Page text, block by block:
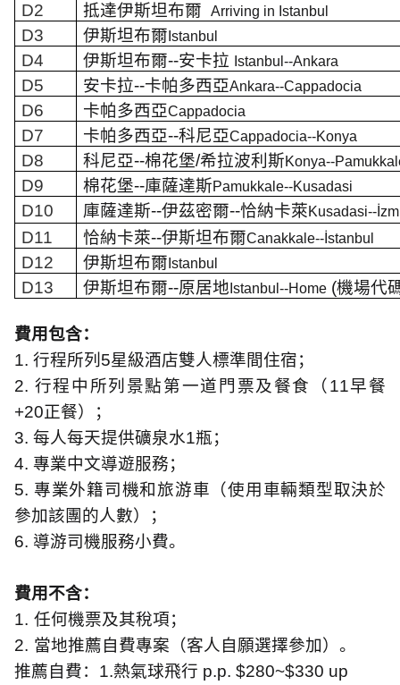
D2
抵達伊斯坦布爾 Arriving in Istanbul
D3 伊斯坦布爾 Istanbul
D4 伊斯坦布爾--安卡拉 Istanbul--Ankara
D5 安卡拉--卡帕多西亞Ankara--Cappadocia
D6 卡帕多西亞Cappadocia
D7 卡帕多西亞--科尼亞Cappadocia--Konya
D8 科尼亞--棉花堡/希拉波利斯Konya--
D9 棉花堡--庫薩達斯Pamukkale--Kusadasi
D10 庫薩達斯--伊茲密爾--恰納卡萊Kusadasi--
D11 恰納卡萊--伊斯坦布爾Canakkale--İstanbul
D12 伊斯坦布爾 Istanbul
D13 伊斯坦布爾--原居地 Istanbul--Home(機場代
費用包含：
1. 行程所列 5星級酒店雙人標準間住宿；
2. 行程中所列景點第一道門票及餐食（ 11早餐
+20正餐）；
3. 每人每天提供礦泉水1瓶；
4. 專業中文導遊服務；
5. 專業外籍司機和旅游車（使用車輛類型取決於
參加該團的人數）；
6. 導游司機服務小費。
費用不含：
1. 任何機票及其稅項；
2. 當地推薦自費專案（客人自願選擇參加）。
推薦自費： 1.熱氣球飛行 p.p. $280~$330 up